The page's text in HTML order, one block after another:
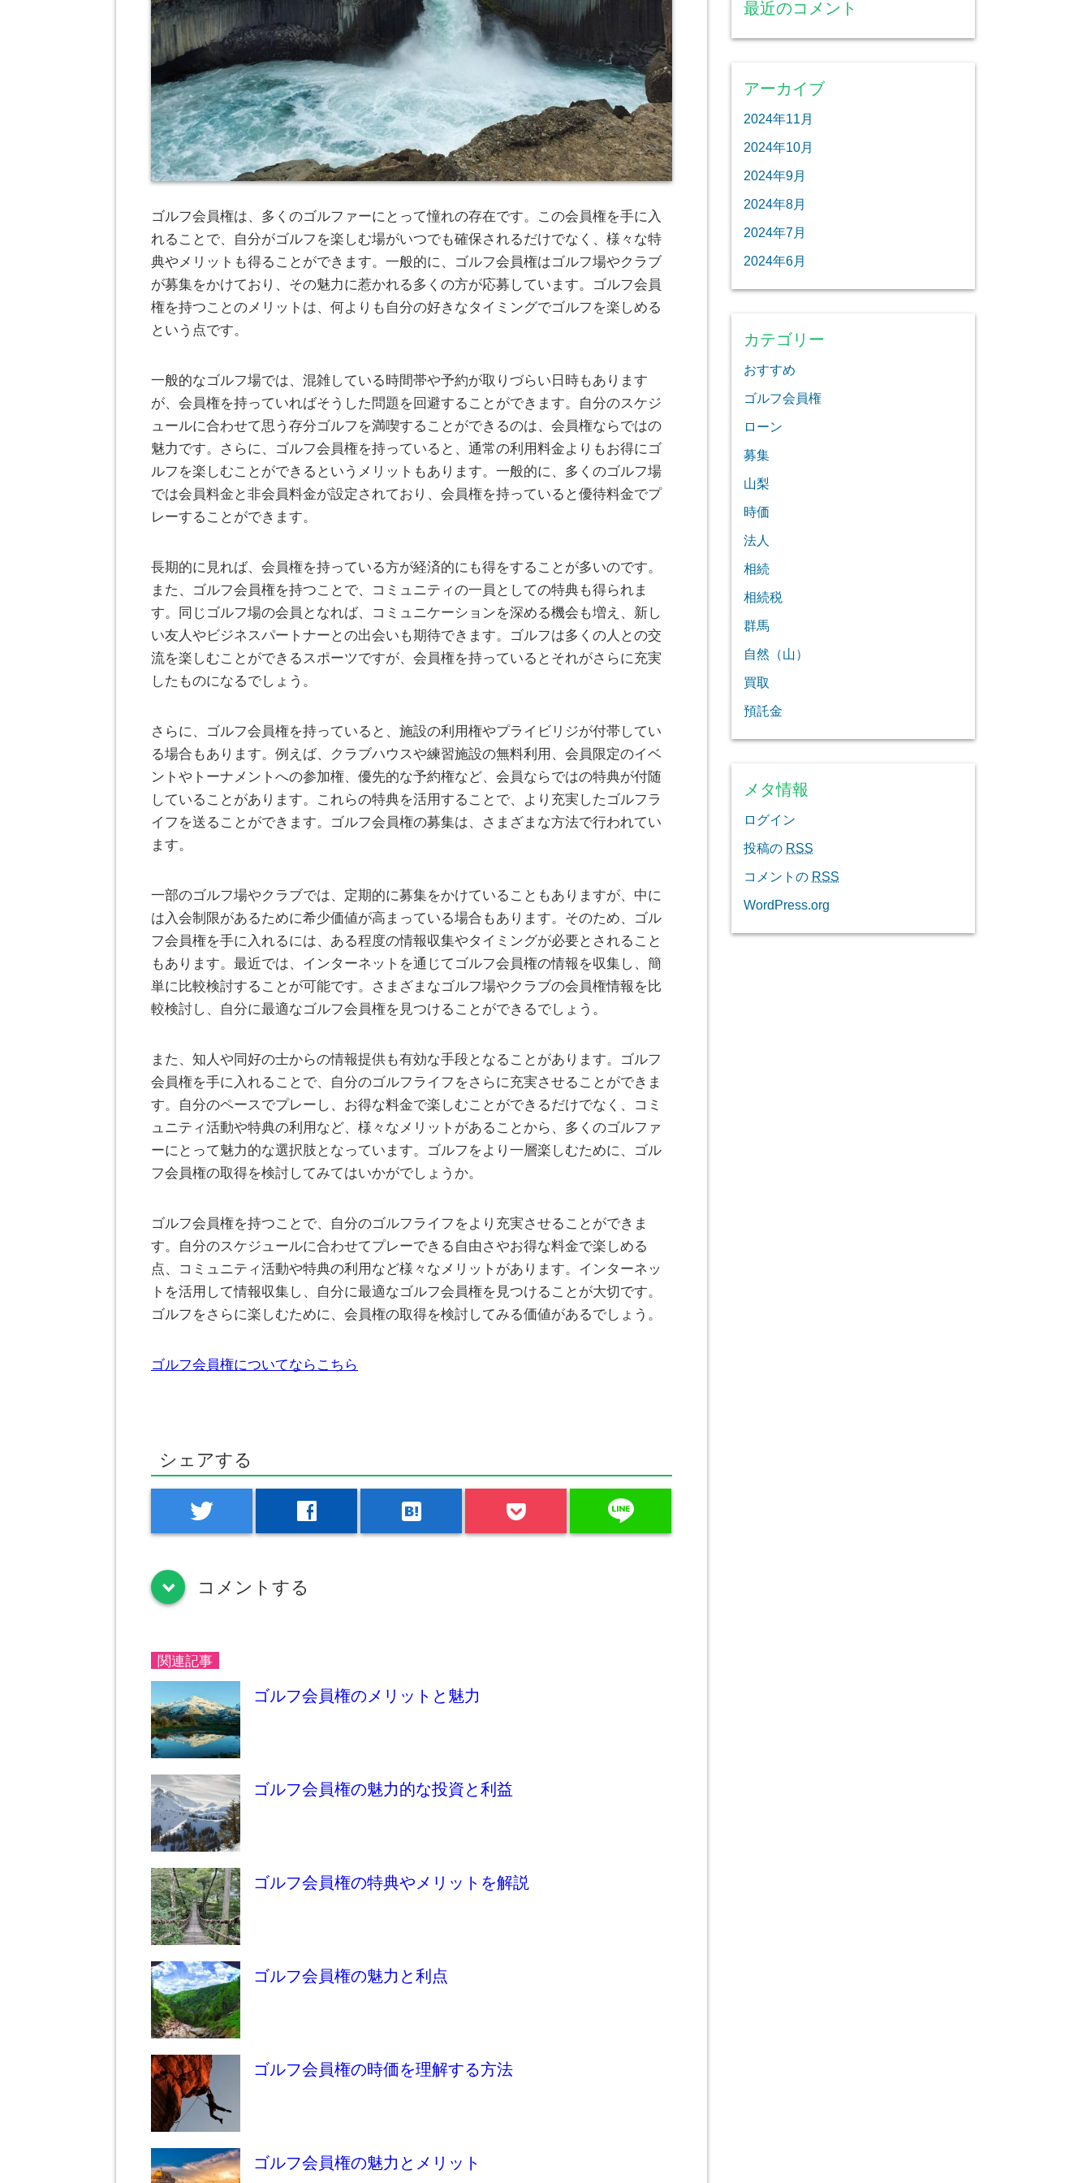
ゴルフ会員権は、多くのゴルファーにとって憧れの存在です。
この会員権を手に入
れることで、自分がゴルフを楽しむ場がいつでも確保されるだけでなく、様々な特
典やメリットも得ることができます。一般的に、ゴルフ会員権はゴルフ場やクラブ
が募集をかけており、その魅力に惹かれる多くの方が応募しています。ゴルフ会員
権を持つことのメリットは、何よりも自分の好きなタイミングでゴルフを楽しめる
という点です。
一般的なゴルフ場では、混雑している時間帯や予約が取りづらい日時もあります
が、会員権を持っていればそうした問題を回避することができます。自分のスケジ
ュールに合わせて思う存分ゴルフを満喫することができるのは、会員権ならではの
魅力です。さらに、ゴルフ会員権を持っていると、通常の利用料金よりもお得にゴ
ルフを楽しむことができるというメリットもあります。一般的に、多くのゴルフ場
では会員料金と非会員料金が設定されており、会員権を持っていると優待料金でプ
レーすることができます。
長期的に見れば、会員権を持っている方が経済的にも得をすることが多いのです。
また、ゴルフ会員権を持つことで、コミュニティの一員としての特典も得られま
す。同じゴルフ場の会員となれば、コミュニケーションを深める機会も増え、新し
い友人やビジネスパートナーとの出会いも期待できます。ゴルフは多くの人との交
流を楽しむことができるスポーツですが、会員権を持っているとそれがさらに充実
したものになるでしょう。
さらに、ゴルフ会員権を持っていると、施設の利用権やプライビリジが付帯してい
る場合もあります。例えば、クラブハウスや練習施設の無料利用、会員限定のイベ
ントやトーナメントへの参加権、優先的な予約権など、会員ならではの特典が付随
していることがあります。これらの特典を活用することで、より充実したゴルフラ
イフを送ることができます。ゴルフ会員権の募集は、さまざまな方法で行われてい
ます。
一部のゴルフ場やクラブでは、定期的に募集をかけていることもありますが、中に
は入会制限があるために希少価値が高まっている場合もあります。そのため、ゴル
フ会員権を手に入れるには、ある程度の情報収集やタイミングが必要とされること
もあります。最近では、インターネットを通じてゴルフ会員権の情報を収集し、簡
単に比較検討することが可能です。さまざまなゴルフ場やクラブの会員権情報を比
較検討し、自分に最適なゴルフ会員権を見つけることができるでしょう。
また、知人や同好の士からの情報提供も有効な手段となることがあります。ゴルフ
会員権を手に入れることで、自分のゴルフライフをさらに充実させることができま
す。自分のペースでプレーし、お得な料金で楽しむことができるだけでなく、コミ
ュニティ活動や特典の利用など、様々なメリットがあることから、多くのゴルファ
ーにとって魅力的な選択肢となっています。ゴルフをより一層楽しむために、ゴル
フ会員権の取得を検討してみてはいかがでしょうか。
ゴルフ会員権を持つことで、自分のゴルフライフをより充実させることができま
す。自分のスケジュールに合わせてプレーできる自由さやお得な料金で楽しめる
点、コミュニティ活動や特典の利用など様々なメリットがあります。インターネッ
トを活用して情報収集し、自分に最適なゴルフ会員権を見つけることが大切です。
ゴルフをさらに楽しむために、会員権の取得を検討してみる価値があるでしょう。
ゴルフ会員権についてならこちら
シェアする
twitter facebook hatenabookmark line
down コメントする
関連記事
ゴルフ会員権のメリットと魅力
ゴルフ会員権の魅力的な投資と利益
ゴルフ会員権の特典やメリットを解説
ゴルフ会員権の魅力と利点
ゴルフ会員権の時価を理解する方法
ゴルフ会員権の魅力とメリット
最近のコメント
アーカイブ
2024年11月
2024年10月
2024年9月
2024年8月
2024年7月
2024年6月
カテゴリー
おすすめ
ゴルフ会員権
ローン
募集
山梨
時価
法人
相続
相続税
群馬
自然（山）
買取
預託金
メタ情報
ログイン
投稿の RSS
コメントの RSS
WordPress.org